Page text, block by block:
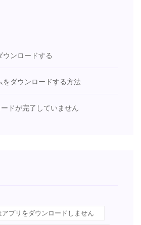
ンロードする
をダウンロードする方法
ドが完了していません
プリをダウンロードしません